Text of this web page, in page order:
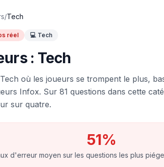
/Tech
réel 💻 Tech
: Tech
Tech où les joueurs se trompent le plus,
Infox. Sur 81 questions dans cette
sur quatre.
51%
d'erreur moyen sur les questions les plus